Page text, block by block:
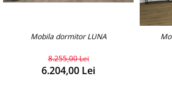
Mobila dormitor LUNA
8.255,00 Lei
6.204,00 Lei